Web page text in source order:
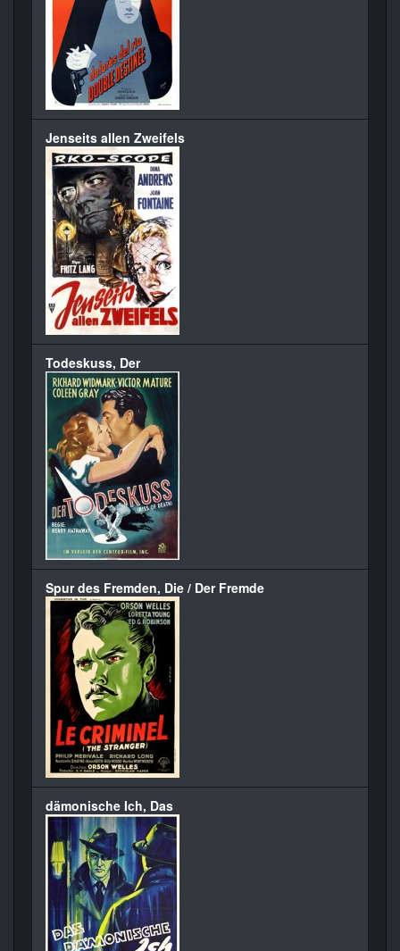
Jenseits allen Zweifels
Todeskuss, Der
Spur des Fremden, Die / Der Fremde
dämonische Ich, Das